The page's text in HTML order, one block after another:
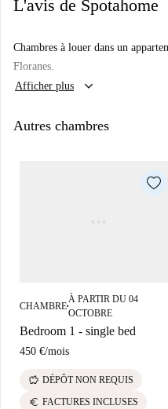
L'avis de Spotahome
Chambres à louer dans un
Floranes.
Afficher plus
keyboard_arrow_down
Autres chambres
CHAMBRE■
À PARTIR DU 04
OCTOBRE
Bedroom 1 - single bed
450 €/mois
savings DÉPÔT NON REQUIS
euro FACTURES INCLUSES